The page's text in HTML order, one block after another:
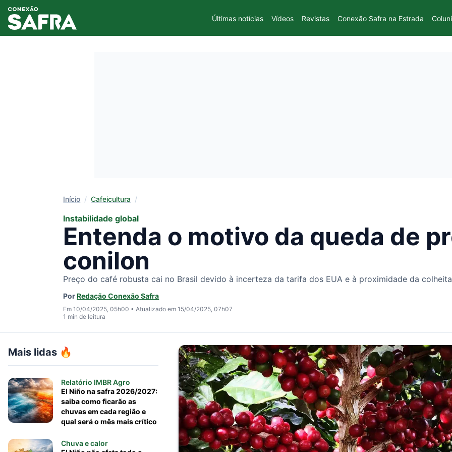
Últimas notícias Vídeos Revistas Conexão Safra na Estrada
Início /Cafeicultura /
Instabilidade global
Entenda o motivo da queda de
conilon
Preço do café robusta cai no Brasil devido à incerteza da tarifa dos EUA e à proximidade da
PorRedação Conexão Safra
Em 10/04/2025, 05h00 • Atualizado em 15/04/2025, 07h07
1 min de leitura
Mais lidas 🔥
Relatório IMBR Agro
El Niño na safra 2026/2027:
saiba como ficarão as
chuvas em cada região e
qual será o mês mais crítico
Chuva e calor